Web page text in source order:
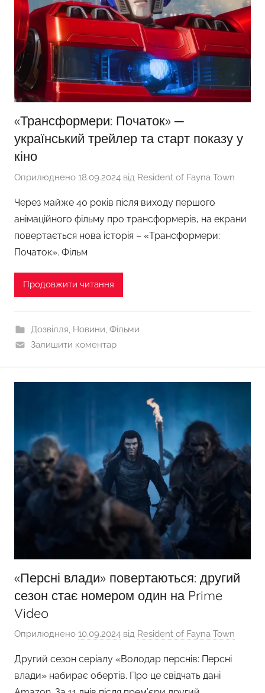
«Трансформери: Початок» ─
український трейлер та старт показу у
кіно
Оприлюднено 18.09.2024 від Resident of Fayna Town
Через майже 40 років після виходу першого
анімаційного фільму про трансформерів, на екрани
повертається нова історія – «Трансформери:
Початок». Фільм
Продовжити читання
Дозвілля Новини Фільми
Залишити коментар
«Персні влади» повертаються: другий
сезон стає номером один на Prime
Video
Оприлюднено 10.09.2024 від Resident of Fayna Town
Другий сезон серіалу «Володар перснів: Персні
влади» набирає обертів. Про це свідчать дані